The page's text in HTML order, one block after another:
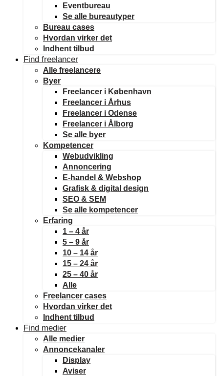
Eventbureau
Se alle bureautyper
Bureau cases
Hvordan virker det
Indhent tilbud
Find freelancer
Alle freelancere
Byer
Freelancer i København
Freelancer i Århus
Freelancer i Odense
Freelancer i Ålborg
Se alle byer
Kompetencer
Webudvikling
Annoncering
E-handel & Webshop
Grafisk & digital design
SEO & SEM
Se alle kompetencer
Erfaring
1 – 4 år
5 – 9 år
10 – 14 år
15 – 24 år
25 – 40 år
Alle
Freelancer cases
Hvordan virker det
Indhent tilbud
Find medier
Alle medier
Annoncekanaler
Display
Aviser